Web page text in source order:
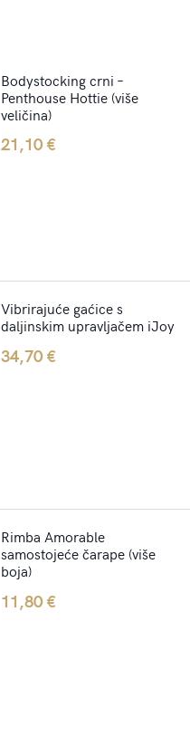
Bodystocking crni –
Penthouse Hottie (više
veličina)
21,10€
Vibrirajuće gaćice s
daljinskim upravljačem iJoy
34,70€
Rimba Amorable
samostojeće čarape (više
boja)
11,80€